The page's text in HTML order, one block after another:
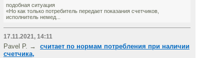
подобная ситуация
«Но как только потребитель передает показания счетчиков,
исполнитель немед...
17.11.2021, 14:11
Pavel P. → считает по нормам потребления при наличии
счетчика,